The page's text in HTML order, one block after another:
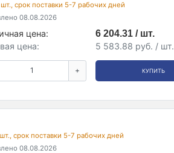
шт., срок поставки 5-7 рабочих дней
08.08.2026
цена:
6 204.31 / шт.
цена:
5 583.88 руб. / шт.
+ КУПИТЬ
шт., срок поставки 5-7 рабочих дней
08.08.2026